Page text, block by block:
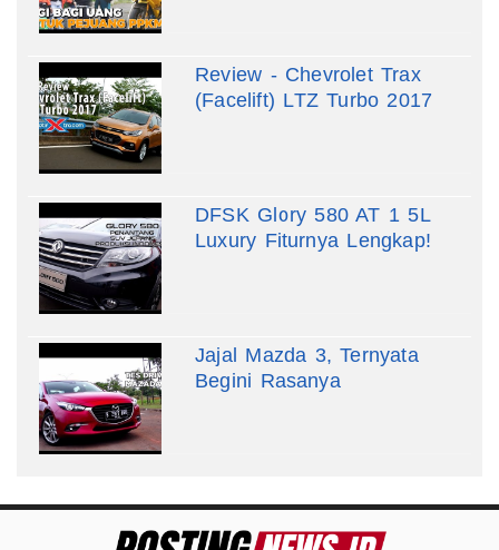
Review - Chevrolet Trax
(Facelift) LTZ Turbo 2017
DFSK Glory 580 AT 1 5L
Luxury Fiturnya Lengkap!
Jajal Mazda 3, Ternyata
Begini Rasanya